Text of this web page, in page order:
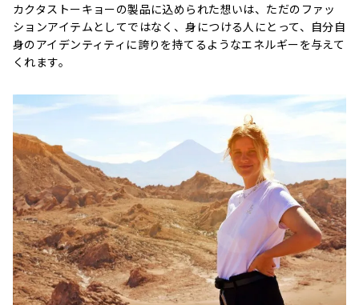
カクタストーキョーの製品に込められた想いは、ただのファッ
ションアイテムとしてではなく、身につける人にとって、自分自
身のアイデンティティに誇りを持てるようなエネルギーを与えて
くれます。